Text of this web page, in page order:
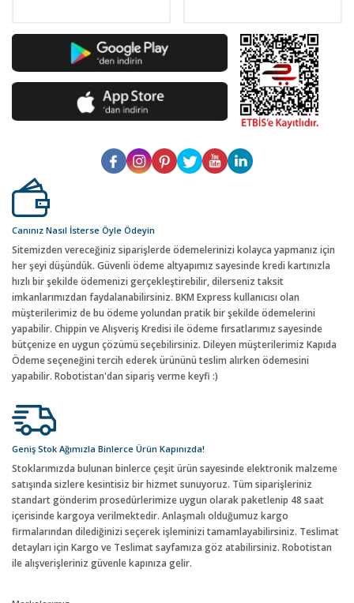
Canınız Nasıl İsterse Öyle Ödeyin
Sitemizden vereceğiniz siparişlerde ödemelerinizi kolayca yapmanız için
her şeyi düşündük. Güvenli ödeme altyapımız sayesinde kredi kartınızla
hızlı bir şekilde ödemenizi gerçekleştirebilir, dilerseniz taksit
imkanlarımızdan faydalanabilirsiniz. BKM Express kullanıcısı olan
müşterilerimiz de bu ödeme yolundan pratik bir şekilde ödemelerini
yapabilir. Chippin ve Alışveriş Kredisi ile ödeme fırsatlarımız sayesinde
bütçenize en uygun çözümü seçebilirsiniz. Dileyen müşterilerimiz Kapıda
Ödeme seçeneğini tercih ederek ürününü teslim alırken ödemesini
yapabilir. Robotistan'dan sipariş verme keyfi :)
Geniş Stok Ağımızla Binlerce Ürün Kapınızda!
Stoklarımızda bulunan binlerce çeşit ürün sayesinde elektronik malzeme
satışında sizlere kesintisiz bir hizmet sunuyoruz. Tüm siparişleriniz
standart gönderim prosedürlerimize uygun olarak paketlenip 48 saat
içerisinde kargoya verilmektedir. Anlaşmalı olduğumuz kargo
firmalarından dilediğinizi seçerek işleminizi tamamlayabilirsiniz. Teslimat
detayları için Kargo ve Teslimat sayfamıza göz atabilirsiniz. Robotistan
ile alışverişleriniz güvenle kapınıza gelir.